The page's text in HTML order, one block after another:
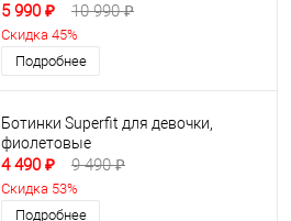
5 990 ₽ 10 990 ₽
Скидка 45%
Подробнее
Ботинки Superfit для девочки,
фиолетовые
4 490 ₽ 9 490 ₽
Скидка 53%
Подробнее